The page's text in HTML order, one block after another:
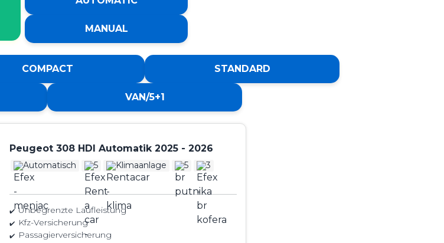
MANUAL
COMPACT STANDARD
VAN/5+1
Peugeot 308 HDI Automatik 2025 - 2026
Automatisch 5 Klimaanlage 5 3
Unbegrenzte Laufleistung
Kfz-Versicherung
Passagierversicherung